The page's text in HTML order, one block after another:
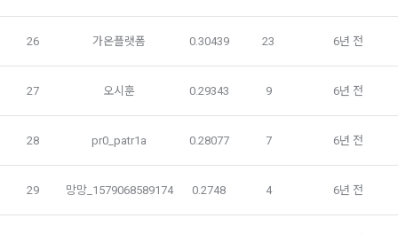
소셜 계정으로 로그인
아직 데이콘 계정이 없나요? 회원가입
시 보내시겠습니까?
을 위한 필수 절차입니다. 아래 이메일을 인증하여 회원가입 절
간을 정하여 "회원"에게 사전 통지 후 당해 "회원"과의 계약을 해
지할 수 있다. 만약, "회원"이 거부의사를 표시하지 않거나, 전항
에 따라 시행일 이후에 "서비스"를 이용하는 경우에는 동의한 것
1. 이 약관에서 규정하지 않은 사항에 관해서는 약관의규제등에
를 받습니다.
대회 코드 링크1개, 구직 의향, 희망근무지역
선택 항목: 프로젝트 또는 대회 코드 링크(추가분), 기타 수상 경
력, 개인 운영 사이트 링크(GitHub, Linkedin 등) ,영상, ppt
26 가온플랫폼 0.30439 23 6년 전
27 오시훈 0.29343 9 6년 전
28 pr0_patr1a 0.28077 7 6년 전
29 망망_1579068589174 0.2748 4 6년 전